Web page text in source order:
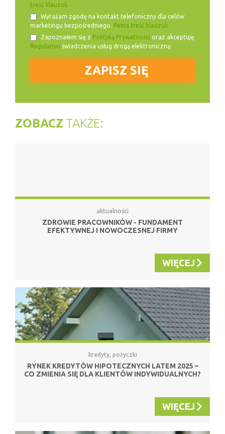
treść klauzuli
Wyrażam zgodę na kontakt telefoniczny dla celów
marketingu bezpośredniego. Pełna treść klauzuli
Zapoznałem się z Polityką Prywatności oraz akceptuję
Regulamin świadczenia usług drogą elektroniczną.
ZOBACZ TAKŻE:
aktualności
ZDROWIE PRACOWNIKÓW - FUNDAMENT
EFEKTYWNEJ I NOWOCZESNEJ FIRMY
WIĘCEJ
kredyty, pożyczki
RYNEK KREDYTÓW HIPOTECZNYCH LATEM 2025 –
CO ZMIENIA SIĘ DLA KLIENTÓW INDYWIDUALNYCH?
WIĘCEJ